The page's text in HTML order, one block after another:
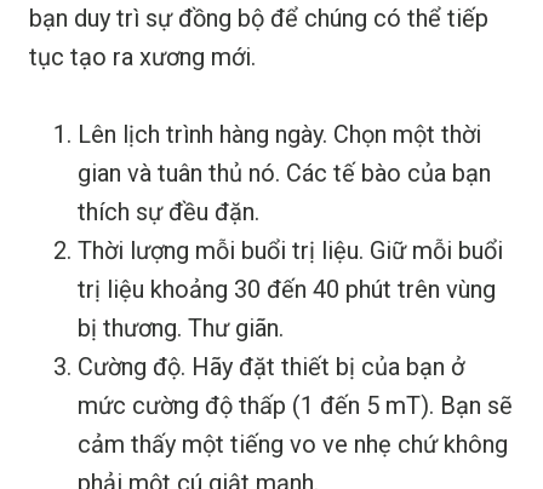
bạn duy trì sự đồng bộ để chúng có thể tiếp
tục tạo ra xương mới.
Lên lịch trình hàng ngày. Chọn một thời
gian và tuân thủ nó. Các tế bào của bạn
thích sự đều đặn.
Thời lượng mỗi buổi trị liệu. Giữ mỗi buổi
trị liệu khoảng 30 đến 40 phút trên vùng
bị thương. Thư giãn.
Cường độ. Hãy đặt thiết bị của bạn ở
mức cường độ thấp (1 đến 5 mT). Bạn sẽ
cảm thấy một tiếng vo ve nhẹ chứ không
phải một cú giật mạnh.